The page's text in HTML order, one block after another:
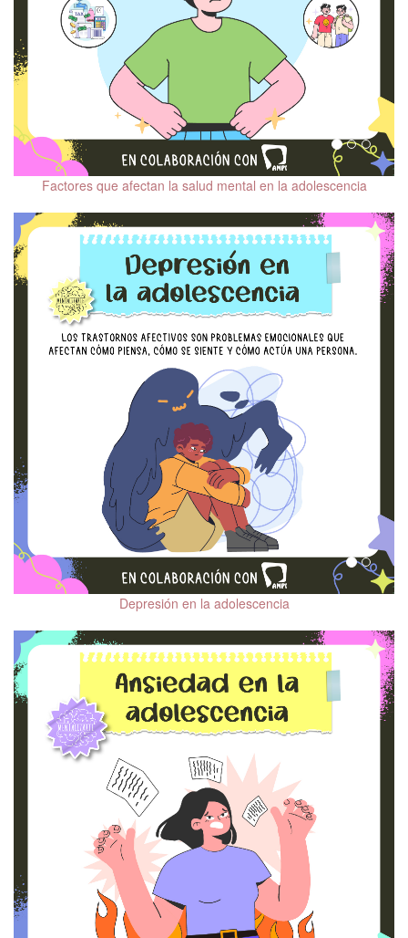
Salud Mental Perinatal
Diversidad sexual y
Memoria, deterioro
cognitivo y demencias
Trastorno Obsesivo
Compulsivo (TOC)
Adaptación al
confinamiento por COVID-
Distorsiones cognitivas
El 10 de cada mes.
Mitos y realidades de la
Salud mental en niñas,
niños y adolescentes
Tipos de Psicoterapia
Mecanismos de
Esquizofrenia
Ayer y hoy de la
psiquiatría
Salud mental en
hombres
Mentalizarte in English
Salud Mental después
del COVID-19
Relaciones
Interpersonales
Factores que afectan la salud mental en la adolescencia
Depresión en la adolescencia